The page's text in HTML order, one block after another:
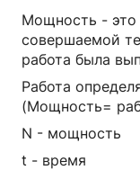
Мощность - это
совершаемой
работа была
Работа
(Мощность=
N - мощность
t - время